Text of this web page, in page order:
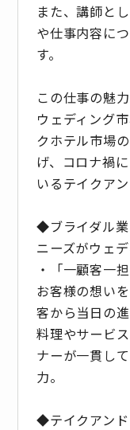
また、講師と
や仕事内容に
す。
この仕事の魅
ウェディング
クホテル市場
げ、コロナ禍
いるテイクア
◆ブライダル業
ニーズがウェ
・「一顧客一担
お客様の想い
客から当日の
料理やサービ
ナーが一貫し
力。
◆テイクアン